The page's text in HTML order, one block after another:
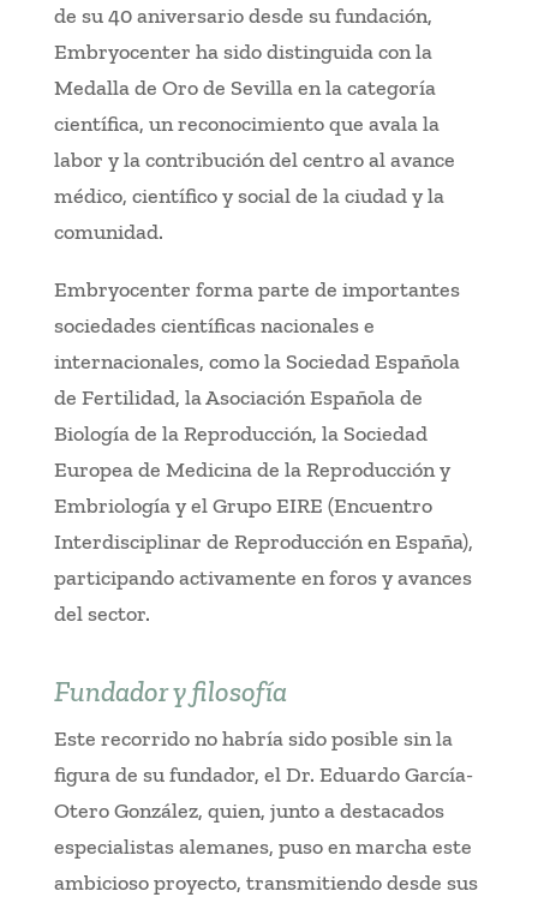
de su 40 aniversario desde su fundación,
Embryocenter ha sido distinguida con la
Medalla de Oro de Sevilla en la categoría
científica, un reconocimiento que avala la
labor y la contribución del centro al avance
médico, científico y social de la ciudad y la
comunidad.
Embryocenter forma parte de importantes
sociedades científicas nacionales e
internacionales, como la Sociedad Española
de Fertilidad, la Asociación Española de
Biología de la Reproducción, la Sociedad
Europea de Medicina de la Reproducción y
Embriología y el Grupo EIRE (Encuentro
Interdisciplinar de Reproducción en España),
participando activamente en foros y avances
del sector.
Fundador y filosofía
Este recorrido no habría sido posible sin la
figura de su fundador, el Dr. Eduardo García-
Otero González, quien, junto a destacados
especialistas alemanes, puso en marcha este
ambicioso proyecto, transmitiendo desde sus